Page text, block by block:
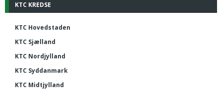
KTC KREDSE
KTC Hovedstaden
KTC Sjælland
KTC Nordjylland
KTC Syddanmark
KTC Midtjylland